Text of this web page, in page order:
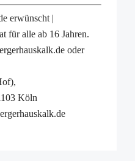
erwünscht |
für alle ab 16 Jahren.
oder
Köln